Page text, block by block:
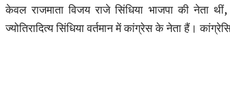
केवल राजमाता विजय राजे सिंधिया भाजपा की नेता
ज्योतिरादित्य सिंधिया वर्तमान में कांग्रेस के नेता हैं।